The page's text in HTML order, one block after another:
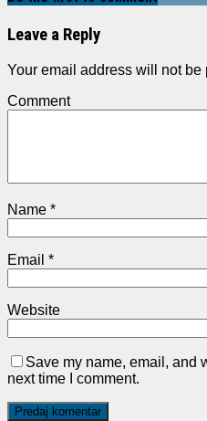
Leave a Reply
Your email address will not be
Comment
Name *
Email *
Website
Save my name, email, and
next time I comment.